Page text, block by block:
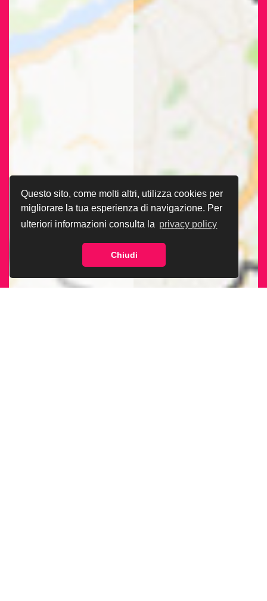
Questo sito, come molti altri, utilizza cookies per
migliorare la tua esperienza di navigazione. Per
ulteriori informazioni consulta la privacy policy
Chiudi